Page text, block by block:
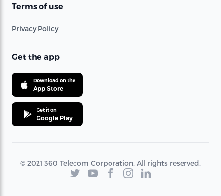
Terms of use
Privacy Policy
Get the app
Download on the
App Store
Get it on
Google Play
© 2021 360 Telecom Corporation. All rights reserved.